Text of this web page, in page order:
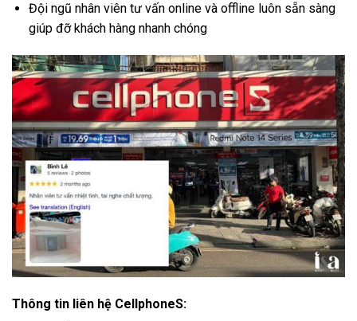
Đội ngũ nhân viên tư vấn online và offline luôn sẵn sàng
giúp đỡ khách hàng nhanh chóng
Thông tin liên hệ CellphoneS: